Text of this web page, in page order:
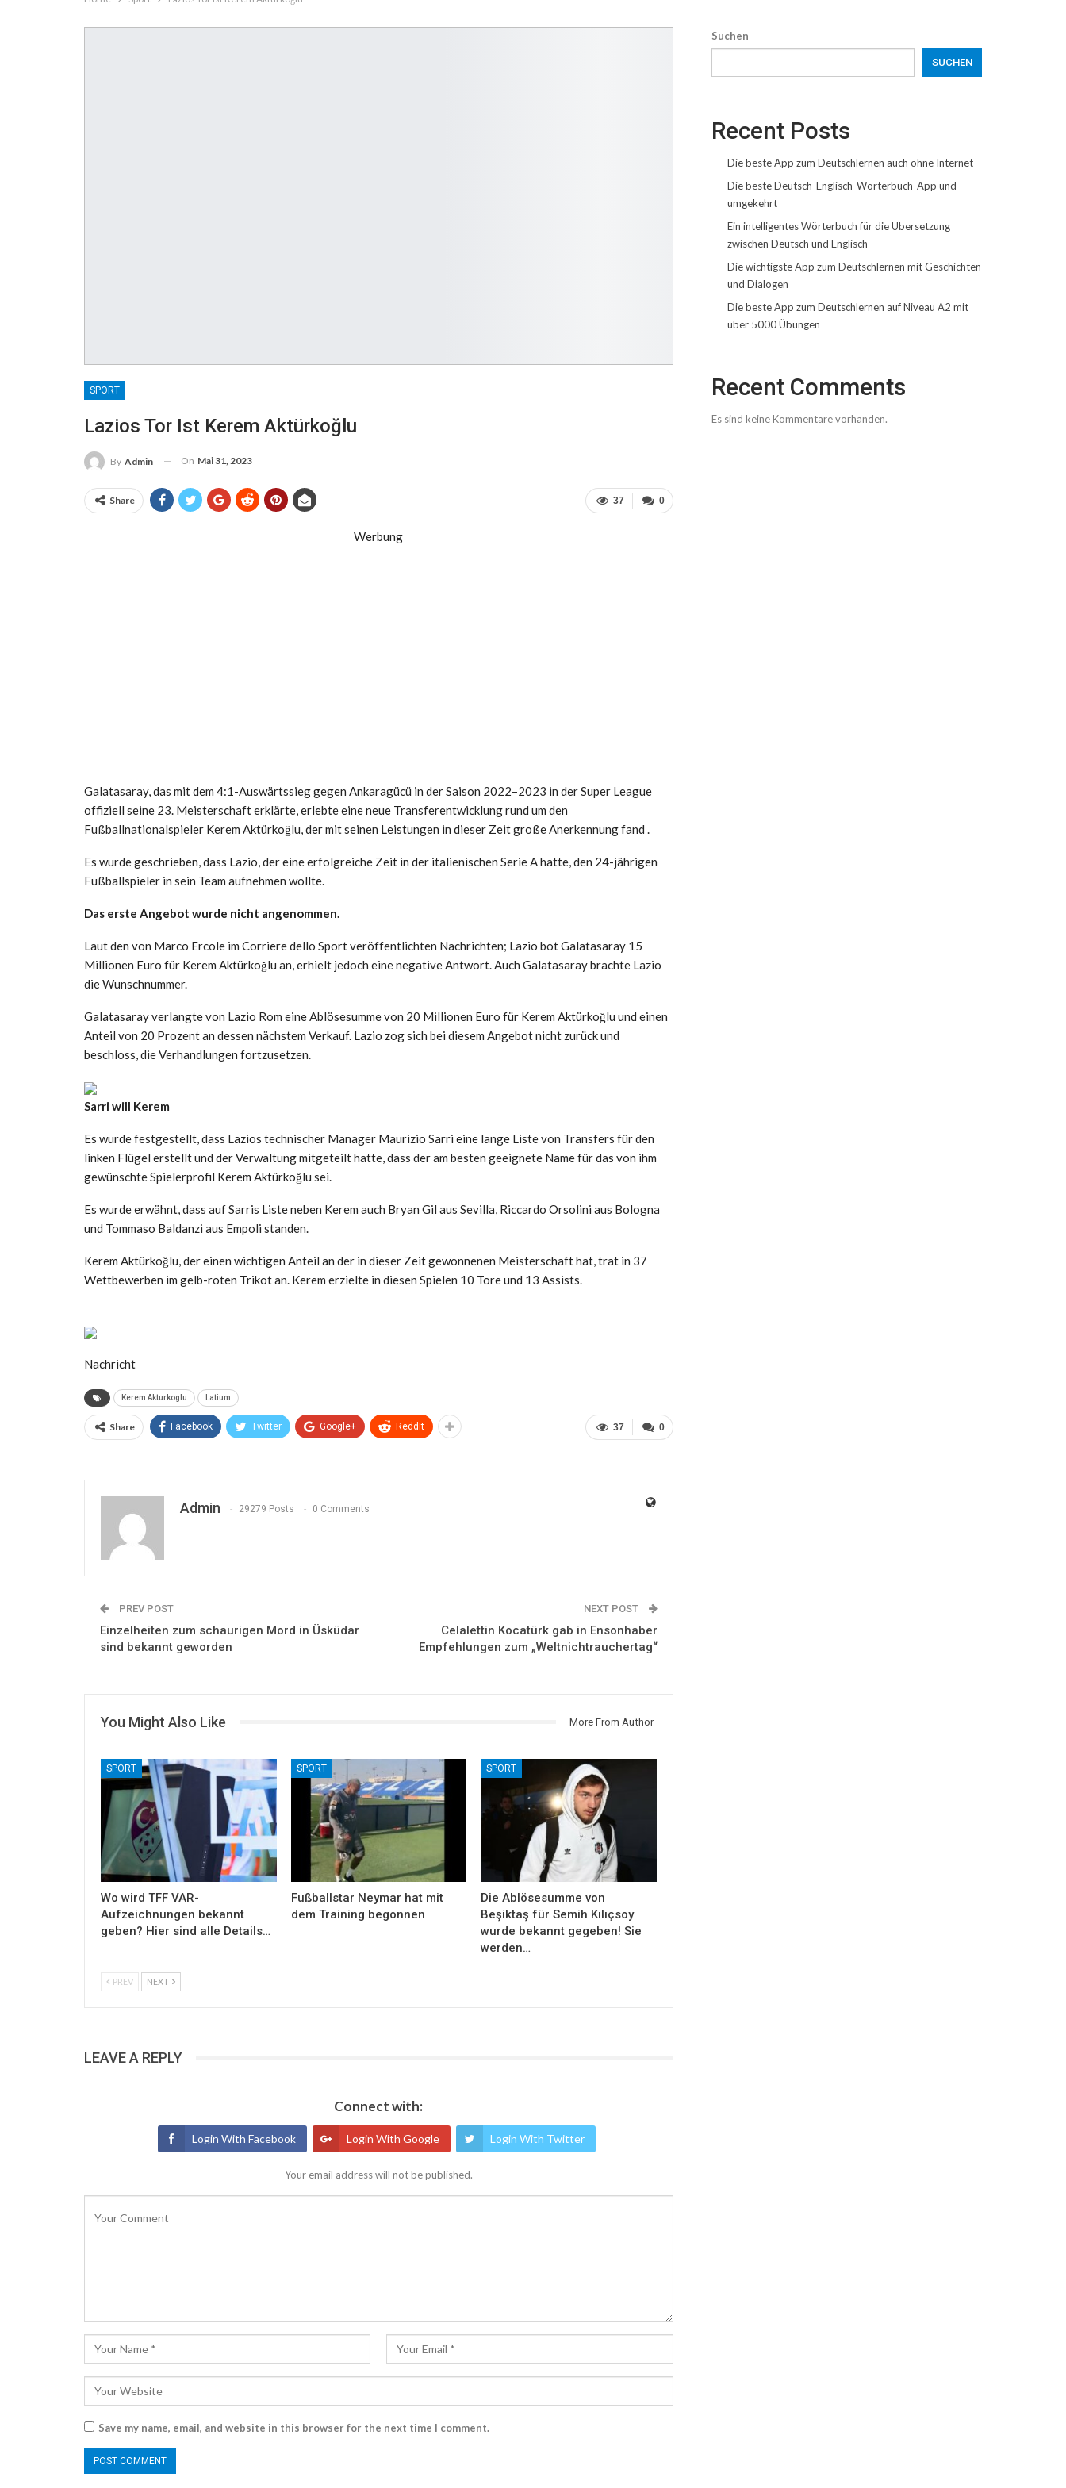
SPORT
Lazios Tor Ist Kerem Aktürkoğlu
By Admin On Mai 31, 2023
0
37
Share
Werbung
Galatasaray, das mit dem 4:1-Auswärtssieg gegen Ankaragücü in der Saison 2022–2023 in der Super League
offiziell seine 23. Meisterschaft erklärte, erlebte eine neue Transferentwicklung rund um den
Fußballnationalspieler Kerem Aktürkoğlu, der mit seinen Leistungen in dieser Zeit große Anerkennung fand .
Es wurde geschrieben, dass Lazio, der eine erfolgreiche Zeit in der italienischen Serie A hatte, den 24-jährigen
Fußballspieler in sein Team aufnehmen wollte.
Das erste Angebot wurde nicht angenommen.
Laut den von Marco Ercole im Corriere dello Sport veröffentlichten Nachrichten; Lazio bot Galatasaray 15
Millionen Euro für Kerem Aktürkoğlu an, erhielt jedoch eine negative Antwort. Auch Galatasaray brachte Lazio
die Wunschnummer.
Galatasaray verlangte von Lazio Rom eine Ablösesumme von 20 Millionen Euro für Kerem Aktürkoğlu und einen
Anteil von 20 Prozent an dessen nächstem Verkauf. Lazio zog sich bei diesem Angebot nicht zurück und
beschloss, die Verhandlungen fortzusetzen.
Sarri will Kerem
Es wurde festgestellt, dass Lazios technischer Manager Maurizio Sarri eine lange Liste von Transfers für den
linken Flügel erstellt und der Verwaltung mitgeteilt hatte, dass der am besten geeignete Name für das von ihm
gewünschte Spielerprofil Kerem Aktürkoğlu sei.
Es wurde erwähnt, dass auf Sarris Liste neben Kerem auch Bryan Gil aus Sevilla, Riccardo Orsolini aus Bologna
und Tommaso Baldanzi aus Empoli standen.
Kerem Aktürkoğlu, der einen wichtigen Anteil an der in dieser Zeit gewonnenen Meisterschaft hat, trat in 37
Wettbewerben im gelb-roten Trikot an. Kerem erzielte in diesen Spielen 10 Tore und 13 Assists.
Nachricht
Kerem Akturkoglu Latium
0
37
Share Facebook Twitter Google+ ReddIt
Admin 29279 Posts 0 Comments
PREV POST
Einzelheiten zum schaurigen Mord in Üsküdar
sind bekannt geworden
NEXT POST
Celalettin Kocatürk gab in Ensonhaber
Empfehlungen zum „Weltnichtrauchertag“
You Might Also Like More From Author
SPORT
Wo wird TFF VAR-
Aufzeichnungen bekannt
geben? Hier sind alle Details…
SPORT
Fußballstar Neymar hat mit
dem Training begonnen
SPORT
Die Ablösesumme von
Beşiktaş für Semih Kılıçsoy
wurde bekannt gegeben! Sie
werden…
PREV NEXT
LEAVE A REPLY
Connect with:
Login With Facebook Login With Google Login With Twitter
Your email address will not be published.
Save my name, email, and website in this browser for the next time I comment.
Suchen
SUCHEN
Recent Posts
Die beste App zum Deutschlernen auch ohne Internet
Die beste Deutsch-Englisch-Wörterbuch-App und
umgekehrt
Ein intelligentes Wörterbuch für die Übersetzung
zwischen Deutsch und Englisch
Die wichtigste App zum Deutschlernen mit Geschichten
und Dialogen
Die beste App zum Deutschlernen auf Niveau A2 mit
über 5000 Übungen
Recent Comments
Es sind keine Kommentare vorhanden.